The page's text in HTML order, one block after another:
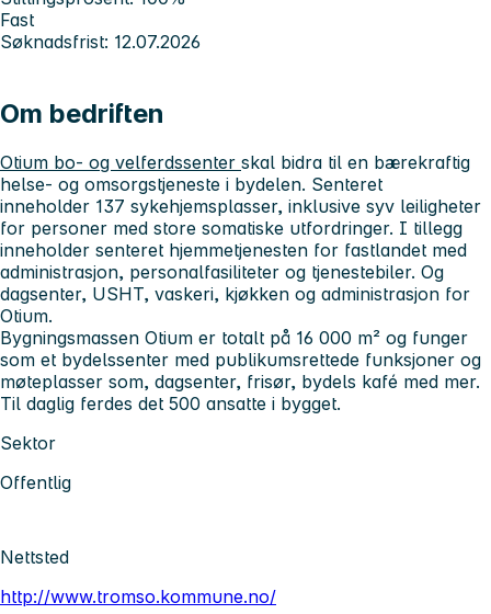
Fast
Søknadsfrist: 12.07.2026
Om bedriften
Otium bo- og velferdssenter skal bidra til en bærekraftig
helse- og omsorgstjeneste i bydelen. Senteret
inneholder 137 sykehjemsplasser, inklusive syv leiligheter
for personer med store somatiske utfordringer. I tillegg
inneholder senteret hjemmetjenesten for fastlandet med
administrasjon, personalfasiliteter og tjenestebiler. Og
dagsenter, USHT, vaskeri, kjøkken og administrasjon for
Otium.
Bygningsmassen Otium er totalt på 16 000 m² og funger
som et bydelssenter med publikumsrettede funksjoner og
møteplasser som, dagsenter, frisør, bydels kafé med mer.
Til daglig ferdes det 500 ansatte i bygget.
Sektor
Offentlig
Nettsted
http://www.tromso.kommune.no/